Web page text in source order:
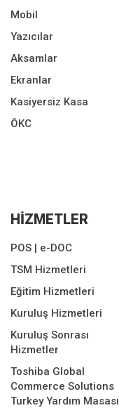
Mobil
Yazıcılar
Aksamlar
Ekranlar
Kasiyersiz Kasa
ÖKC
HİZMETLER
POS | e-DOC
TSM Hizmetleri
Eğitim Hizmetleri
Kuruluş Hizmetleri
Kuruluş Sonrası
Hizmetler
Toshiba Global
Commerce Solutions
Turkey Yardım Masası